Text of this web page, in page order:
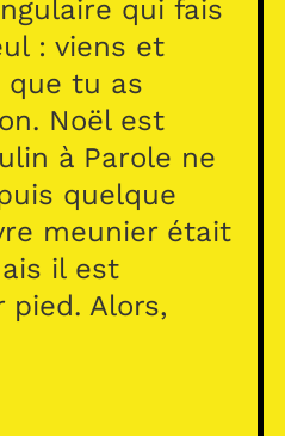
qui fais
: viens et
que tu as
Noël est
à Parole ne
quelque
meunier était
il est
Alors,